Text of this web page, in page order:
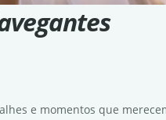
e momentos que